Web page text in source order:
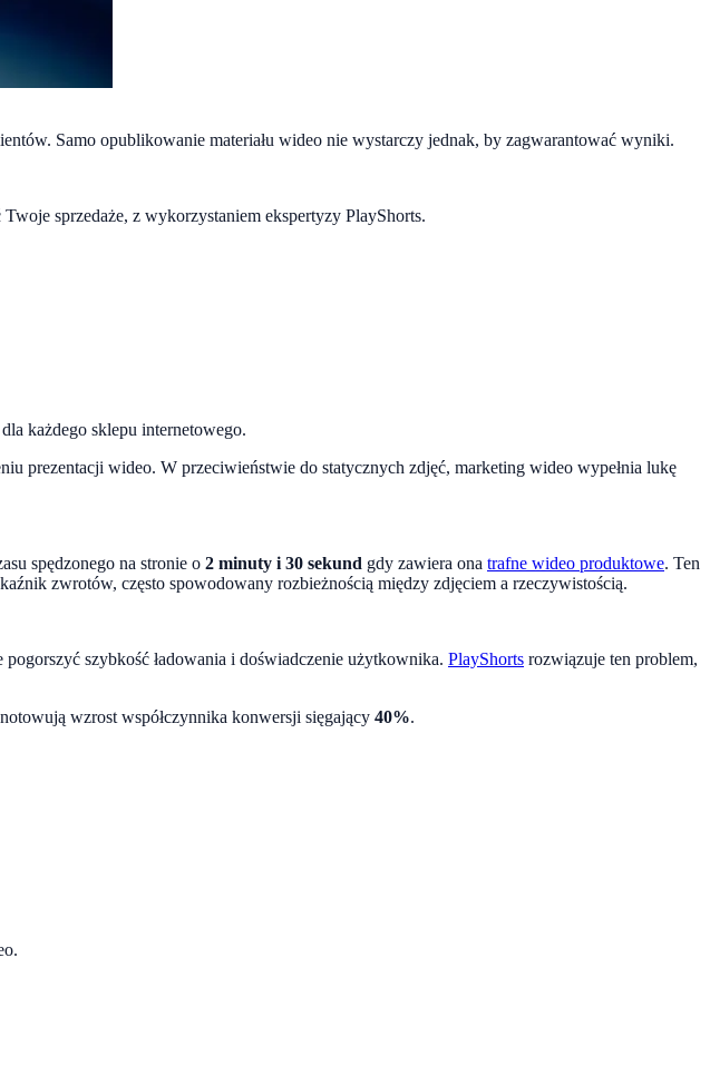
Samo opublikowanie materiału wideo nie wystarczy jednak, by zagwarantować wyniki.
sprzedaże, z wykorzystaniem ekspertyzy PlayShorts.
każdego sklepu internetowego.
prezentacji wideo. W przeciwieństwie do statycznych zdjęć, marketing wideo wypełnia lukę
spędzonego na stronie o 2 minuty i 30 sekund gdy zawiera ona trafne wideo produktowe. Ten
zwrotów, często spowodowany rozbieżnością między zdjęciem a rzeczywistością.
szybkość ładowania i doświadczenie użytkownika. PlayShorts rozwiązuje ten problem,
wzrost współczynnika konwersji sięgający 40%.